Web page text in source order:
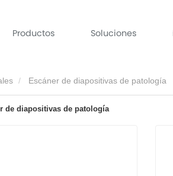
Productos Soluciones
Escáner de diapositivas de patología
de diapositivas de patología